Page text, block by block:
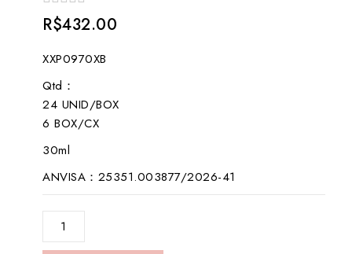
0
out
5
R$432.00
XXP0970XB
Qtd：
24 UNID/BOX
6 BOX/CX
30ml
ANVISA：25351.003877/2026-41
XXP0970XB-
Saudade